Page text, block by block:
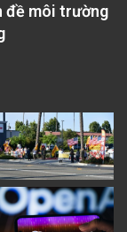
đề môi trường